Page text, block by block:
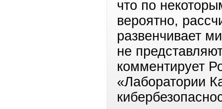
что по
вероятно,
развенчивает
не
комментирует
«Лаборатории